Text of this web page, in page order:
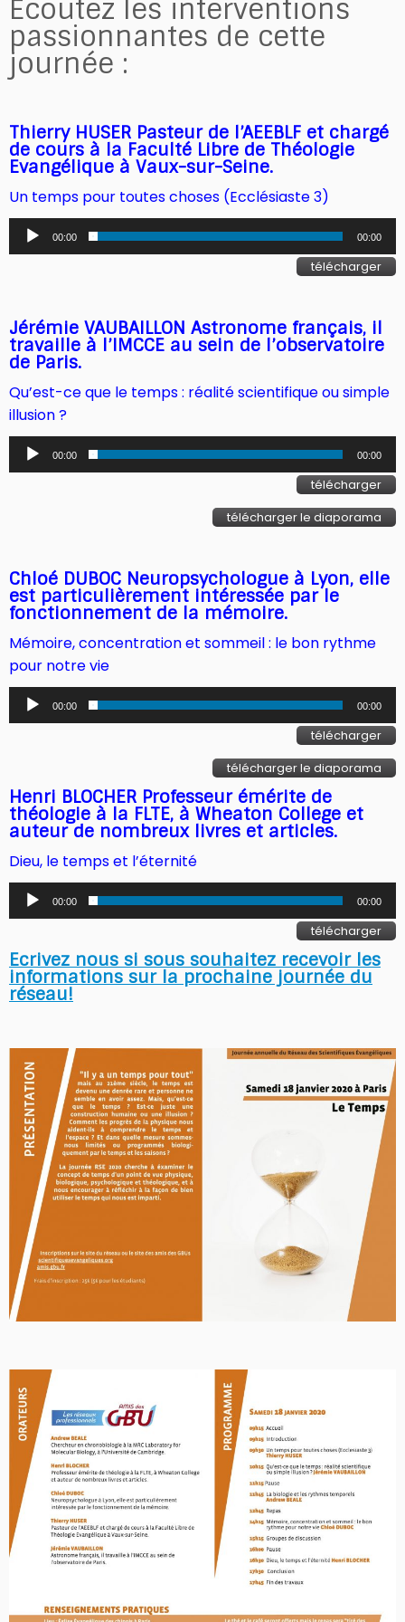
Écoutez les interventions
passionnantes de cette
journée :
Thierry HUSER Pasteur de l’AEEBLF et chargé
de cours à la Faculté Libre de Théologie
Evangélique à Vaux-sur-Seine.
Un temps pour toutes choses (Ecclésiaste 3)
Lecteur
audio
00:00 00:00
télécharger
Jérémie VAUBAILLON Astronome français, il
travaille à l’IMCCE au sein de l’observatoire
de Paris.
Qu’est-ce que le temps : réalité scientifique ou simple
illusion ?
Lecteur
audio
00:00 00:00
télécharger
télécharger le diaporama
Chloé DUBOC Neuropsychologue à Lyon, elle
est particulièrement intéressée par le
fonctionnement de la mémoire.
Mémoire, concentration et sommeil : le bon rythme
pour notre vie
Lecteur
audio
00:00 00:00
télécharger
télécharger le diaporama
Henri BLOCHER Professeur émérite de
théologie à la FLTE, à Wheaton College et
auteur de nombreux livres et articles.
Dieu, le temps et l’éternité
Lecteur
audio
00:00 00:00
télécharger
Ecrivez nous si sous souhaitez recevoir les
informations sur la prochaine journée du
réseau!